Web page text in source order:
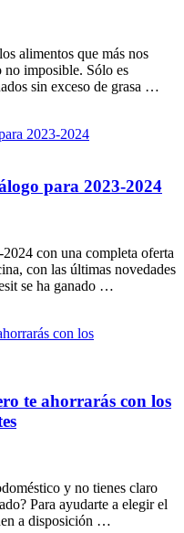
alimentos que más nos
imposible. Sólo es
sin exceso de grasa …
para 2023-2024
con una completa oferta
con las últimas novedades
se ha ganado …
te ahorrarás con los
y no tienes claro
Para ayudarte a elegir el
a disposición …